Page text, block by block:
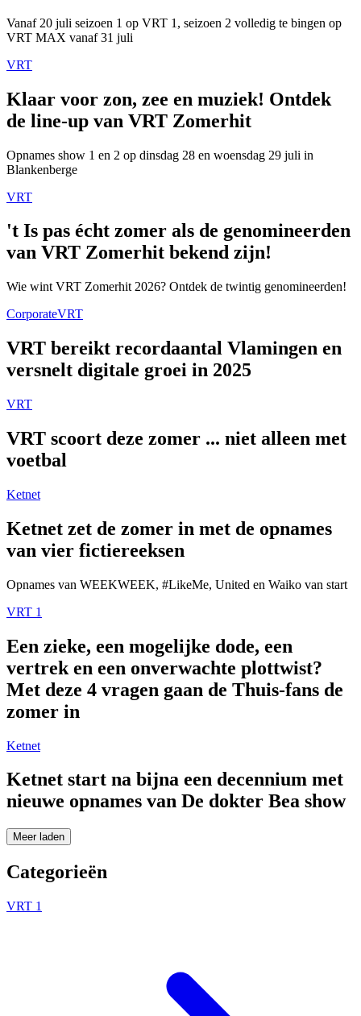
Vanaf 20 juli seizoen 1 op VRT 1, seizoen 2 volledig te bingen op
VRT MAX vanaf 31 juli
VRT
Klaar voor zon, zee en muziek! Ontdek
de line-up van VRT Zomerhit
Opnames show 1 en 2 op dinsdag 28 en woensdag 29 juli in
Blankenberge
VRT
't Is pas écht zomer als de genomineerden
van VRT Zomerhit bekend zijn!
Wie wint VRT Zomerhit 2026? Ontdek de twintig genomineerden!
CorporateVRT
VRT bereikt recordaantal Vlamingen en
versnelt digitale groei in 2025
VRT
VRT scoort deze zomer ... niet alleen met
voetbal
Ketnet
Ketnet zet de zomer in met de opnames
van vier fictiereeksen
Opnames van WEEKWEEK, #LikeMe, United en Waiko van start
VRT 1
Een zieke, een mogelijke dode, een
vertrek en een onverwachte plottwist?
Met deze 4 vragen gaan de Thuis-fans de
zomer in
Ketnet
Ketnet start na bijna een decennium met
nieuwe opnames van De dokter Bea show
Meer laden
Categorieën
VRT 1